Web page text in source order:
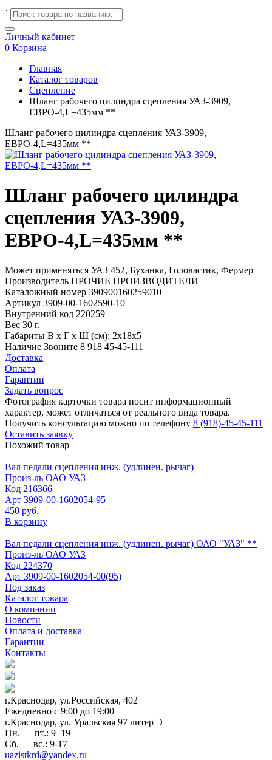
`
Личный кабинет
0 Корзина
Главная
Каталог товаров
Сцепление
Шланг рабочего цилиндра сцепления УАЗ-3909,
ЕВРО-4,L=435мм **
Шланг рабочего цилиндра сцепления УАЗ-3909,
ЕВРО-4,L=435мм **
Шланг рабочего цилиндра
сцепления УАЗ-3909,
ЕВРО-4,L=435мм **
Может применяться УАЗ 452, Буханка, Головастик, Фермер
Производитель ПРОЧИЕ ПРОИЗВОДИТЕЛИ
Каталожный номер 390900160259010
Артикул 3909-00-1602590-10
Внутренний код 220259
Вес 30 г.
Габариты В х Г х Ш (см): 2х18х5
Наличие Звоните 8 918 45-45-111
Доставка
Оплата
Гарантии
Задать вопрос
Фотография карточки товара носит информационный
характер, может отличаться от реального вида товара.
Получить консультацию можно по телефону 8 (918)-45-45-111
Оставить заявку
Похожий товар
Вал педали сцепления инж. (удлинен. рычаг)
Произ-ль ОАО УАЗ
Код 216366
Арт 3909-00-1602054-95
450 руб.
В корзину
Вал педали сцепления инж. (удлинен. рычаг) ОАО "УАЗ" **
Произ-ль ОАО УАЗ
Код 224370
Арт 3909-00-1602054-00(95)
Под заказ
Каталог товара
О компании
Новости
Оплата и доставка
Гарантии
Контакты
г.Краснодар, ул.Российская, 402
Ежедневно c 9:00 до 19:00
г.Краснодар, ул. Уральская 97 литер Э
Пн. — пт.: 9–19
Сб. — вс.: 9-17
uazistkrd@yandex.ru